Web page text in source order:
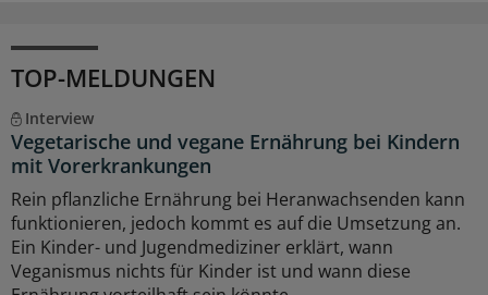
TOP-MELDUNGEN
Interview
Vegetarische und vegane Ernährung bei Kindern
mit Vorerkrankungen
Rein pflanzliche Ernährung bei Heranwachsenden kann
funktionieren, jedoch kommt es auf die Umsetzung an.
Ein Kinder- und Jugendmediziner erklärt, wann
Veganismus nichts für Kinder ist und wann diese